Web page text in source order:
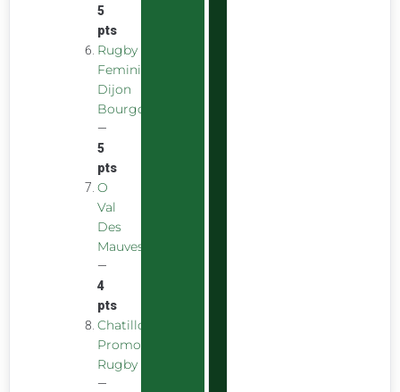
5
pts
Rugby
Feminin
Dijon
Bourgogne
—
5
pts
O
Val
Des
Mauves
—
4
pts
Chatillon
Promotion
Rugby
—